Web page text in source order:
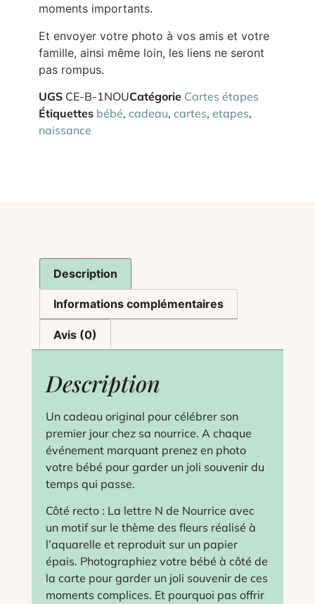
moments importants.
Et envoyer votre photo à vos amis et votre
famille, ainsi même loin, les liens ne seront
pas rompus.
UGS CE-B-1NOUCatégorie Cartes étapes
Étiquettes bébé, cadeau, cartes, etapes,
naissance
Description
Informations complémentaires
Avis (0)
Description
Un cadeau original pour célébrer son
premier jour chez sa nourrice. A chaque
événement marquant prenez en photo
votre bébé pour garder un joli souvenir du
temps qui passe.
Côté recto : La lettre N de Nourrice avec
un motif sur le thème des fleurs réalisé à
l’aquarelle et reproduit sur un papier
épais. Photographiez votre bébé à côté de
la carte pour garder un joli souvenir de ces
moments complices. Et pourquoi pas offrir